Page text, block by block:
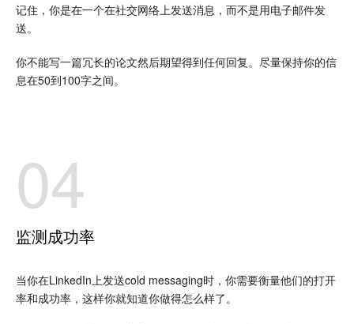
记住，你是在一个在社交网络上发送消息，而不是用电子邮件发
送。
你不能写一篇冗长的论文然后期望得到任何回复。尽量保持你的信
息在50到100字之间。
04
监测成功率
当你在LinkedIn上发送cold messaging时，你需要衡量他们的打开
率和成功率，这样你就知道你做得怎么样了。